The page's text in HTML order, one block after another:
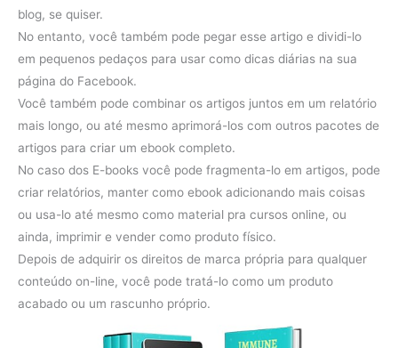
blog, se quiser.
No entanto, você também pode pegar esse artigo e dividi-lo
em pequenos pedaços para usar como dicas diárias na sua
página do Facebook.
Você também pode combinar os artigos juntos em um relatório
mais longo, ou até mesmo aprimorá-los com outros pacotes de
artigos para criar um ebook completo.
No caso dos E-books você pode fragmenta-lo em artigos, pode
criar relatórios, manter como ebook adicionando mais coisas
ou usa-lo até mesmo como material pra cursos online, ou
ainda, imprimir e vender como produto físico.
Depois de adquirir os direitos de marca própria para qualquer
conteúdo on-line, você pode tratá-lo como um produto
acabado ou um rascunho próprio.